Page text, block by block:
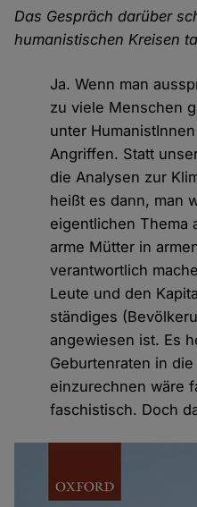
Das Gespräch darüber
humanistischen Kreisen
Ja. Wenn man
zu viele Menschen
unter
Angriffen. Statt
die Analysen zur
heißt es dann, man
eigentlichen Thema
arme Mütter in
verantwortlich
Leute und den
ständiges
angewiesen ist. Es
Geburtenraten in
einzurechnen wäre
faschistisch. Doch